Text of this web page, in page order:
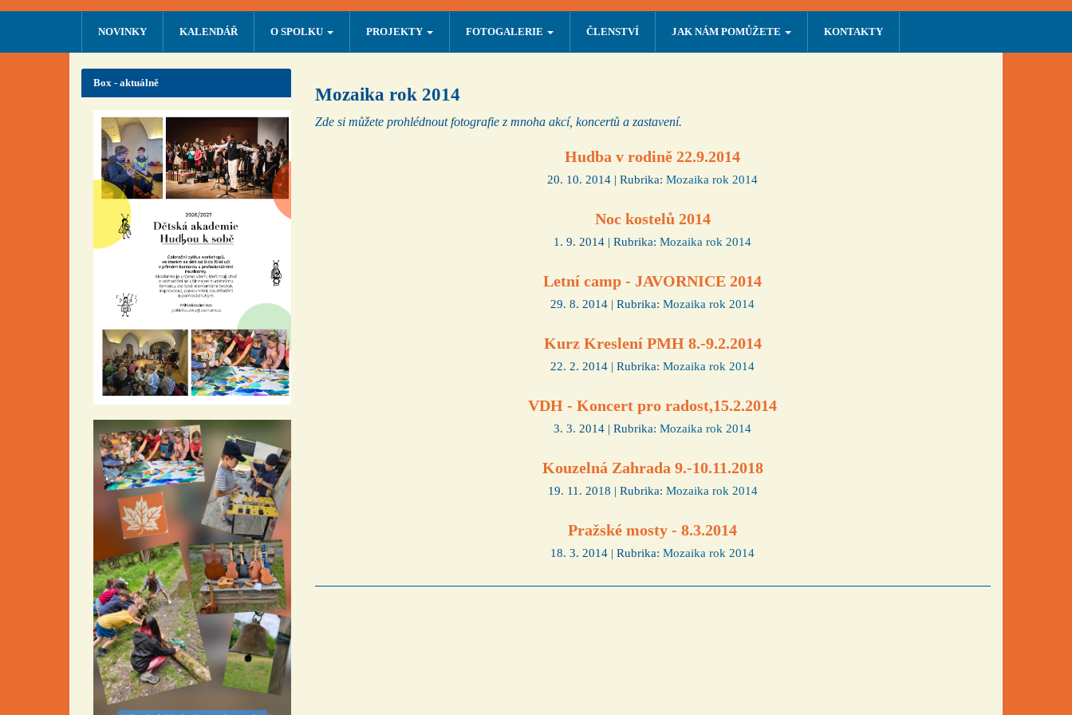
NOVINKY KALENDÁŘ O SPOLKU PROJEKTY FOTOGALERIE ČLENSTVÍ JAK NÁM POMŮŽETE KONTAKTY
Mozaika rok 2014
Zde si můžete prohlédnout fotografie z mnoha akcí, koncertů a zastavení.
Hudba v rodině 22.9.2014
20. 10. 2014 | Rubrika:Mozaika rok 2014
Noc kostelů 2014
1. 9. 2014 | Rubrika:Mozaika rok 2014
Letní camp - JAVORNICE 2014
29. 8. 2014 | Rubrika:Mozaika rok 2014
Kurz Kreslení PMH 8.-9.2.2014
22. 2. 2014 | Rubrika:Mozaika rok 2014
VDH - Koncert pro radost,15.2.2014
3. 3. 2014 | Rubrika:Mozaika rok 2014
Kouzelná Zahrada 9.-10.11.2018
19. 11. 2018 | Rubrika: Mozaika rok 2014
Pražské mosty - 8.3.2014
18. 3. 2014 | Rubrika:Mozaika rok 2014
Box - aktuálně